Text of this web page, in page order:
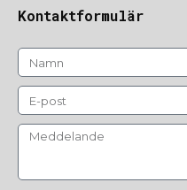
Kontaktformulär